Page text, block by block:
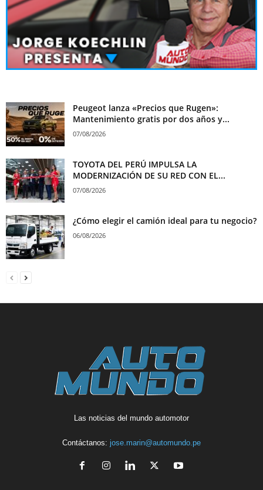
Peugeot lanza «Precios que Rugen»:
Mantenimiento gratis por dos años y...
07/08/2026
TOYOTA DEL PERÚ IMPULSA LA
MODERNIZACIÓN DE SU RED CON EL...
07/08/2026
¿Cómo elegir el camión ideal para tu negocio?
06/08/2026
Las noticias del mundo automotor
Contáctanos: jose.marin@automundo.pe